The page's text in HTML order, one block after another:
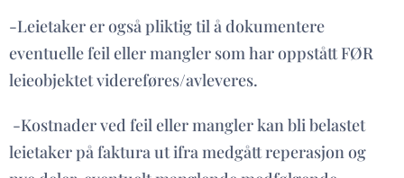
-Leietaker er også pliktig til å dokumentere
eventuelle feil eller mangler som har oppstått FØR
leieobjektet videreføres/avleveres.
-Kostnader ved feil eller mangler kan bli belastet
leietaker på faktura ut ifra medgått reperasjon og